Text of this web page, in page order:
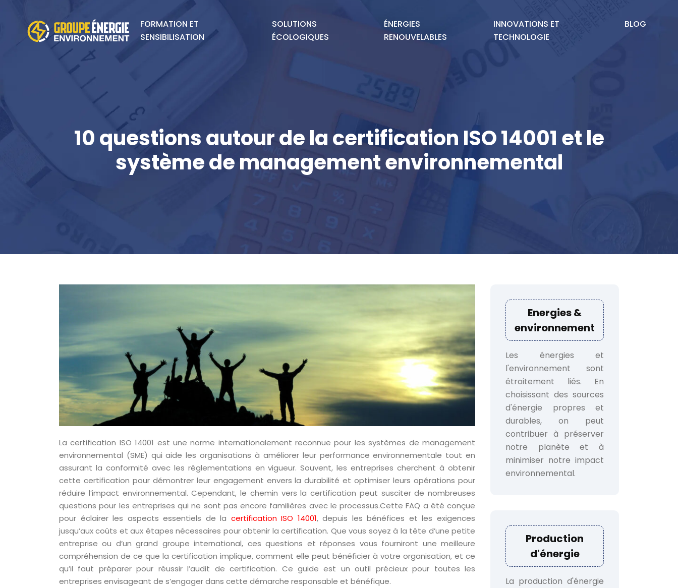
FORMATION ET
SENSIBILISATION
SOLUTIONS
ÉCOLOGIQUES
ÉNERGIES
RENOUVELABLES
INNOVATIONS ET
TECHNOLOGIE
BLOG
10 questions autour de la certification ISO 14001 et le
système de management environnemental
La certification ISO 14001 est une norme internationalement reconnue pour les systèmes de management
environnemental (SME) qui aide les organisations à améliorer leur performance environnementale tout en
assurant la conformité avec les réglementations en vigueur. Souvent, les entreprises cherchent à obtenir
cette certification pour démontrer leur engagement envers la durabilité et optimiser leurs opérations pour
réduire l’impact environnemental. Cependant, le chemin vers la certification peut susciter de nombreuses
questions pour les entreprises qui ne sont pas encore familières avec le processus.Cette FAQ a été conçue
pour éclairer les aspects essentiels de la certification ISO 14001, depuis les bénéfices et les exigences
jusqu’aux coûts et aux étapes nécessaires pour obtenir la certification. Que vous soyez à la tête d’une petite
entreprise ou d’un grand groupe international, ces questions et réponses vous fourniront une meilleure
compréhension de ce que la certification implique, comment elle peut bénéficier à votre organisation, et ce
qu’il faut préparer pour réussir l’audit de certification. Ce guide est un outil précieux pour toutes les
entreprises envisageant de s’engager dans cette démarche responsable et bénéfique.
Energies &
environnement
Les énergies et
l'environnement sont
étroitement liés. En
choisissant des sources
d'énergie propres et
durables, on peut
contribuer à préserver
notre planète et à
minimiser notre impact
environnemental.
Production
d'énergie
La production d'énergie